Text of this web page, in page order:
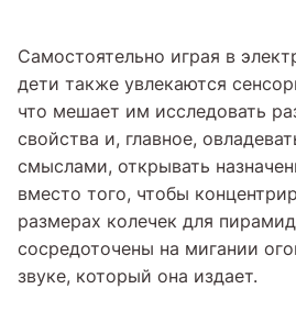
Самостоятельно играя в
дети также увлекаются
что мешает им исследовать
свойства и, главное,
смыслами, открывать
вместо того, чтобы
размерах колечек для
сосредоточены на мигании
звуке, который она издает.